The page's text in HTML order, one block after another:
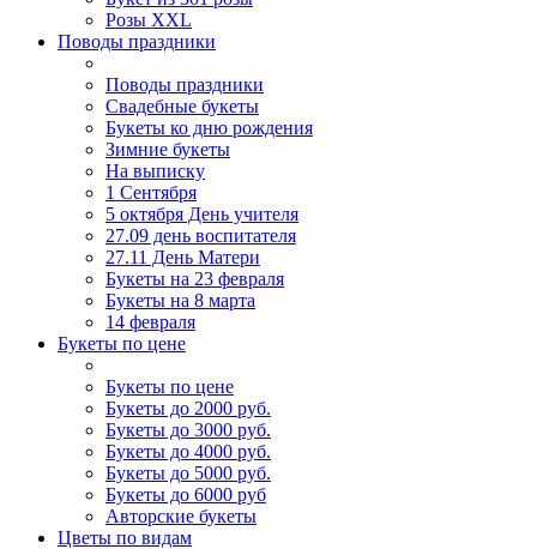
Розы XXL
Поводы праздники
Поводы праздники
Свадебные букеты
Букеты ко дню рождения
Зимние букеты
На выписку
1 Сентября
5 октября День учителя
27.09 день воспитателя
27.11 День Матери
Букеты на 23 февраля
Букеты на 8 марта
14 февраля
Букеты по цене
Букеты по цене
Букеты до 2000 руб.
Букеты до 3000 руб.
Букеты до 4000 руб.
Букеты до 5000 руб.
Букеты до 6000 руб
Авторские букеты
Цветы по видам